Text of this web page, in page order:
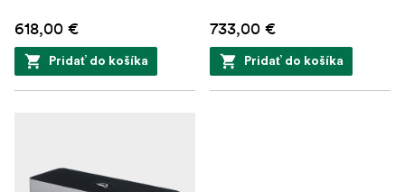
618,00 €
Pridať do košíka
733,00 €
Pridať do košíka